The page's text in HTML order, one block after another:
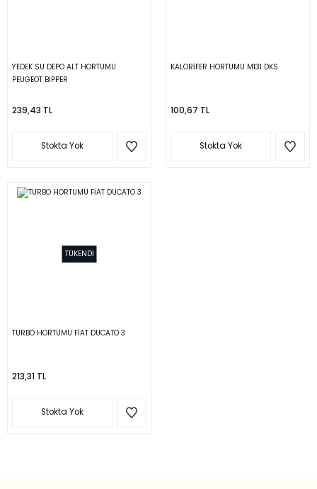
YEDEK SU DEPO ALT HORTUMU
PEUGEOT BİPPER
239,43 TL
Stokta Yok
KALORİFER HORTUMU M131 DKS
100,67 TL
Stokta Yok
TÜKENDİ
TURBO HORTUMU FİAT DUCATO 3
213,31 TL
Stokta Yok